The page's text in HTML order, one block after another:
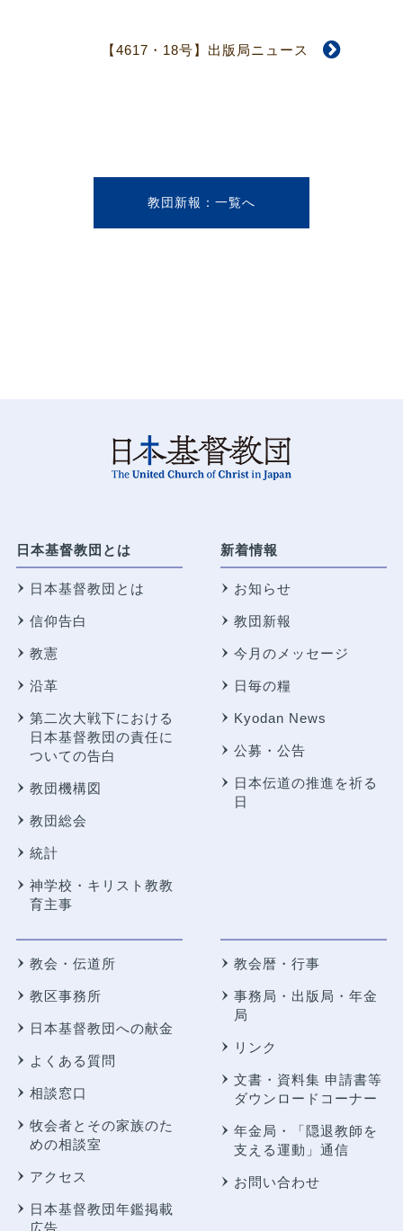
【4617・18号】出版局ニュース
教団新報
日本基督教団とは
日本基督教団とは
信仰告白
教憲
沿革
第二次大戦下における
日本基督教団の責任に
ついての告白
教団機構図
教団総会
統計
神学校・キリスト教教
育主事
新着情報
お知らせ
教団新報
今月のメッセージ
日毎の糧
Kyodan News
公募・公告
日本伝道の推進を祈る
日
教会・伝道所
教区事務所
日本基督教団への献金
よくある質問
相談窓口
牧会者とその家族のた
めの相談室
アクセス
日本基督教団年鑑掲載
教会暦・行事
事務局・出版局・年金
局
リンク
文書・資料集 申請書等
ダウンロードコーナー
年金局・
「隠退教師を
支える運動」通信
お問い合わせ